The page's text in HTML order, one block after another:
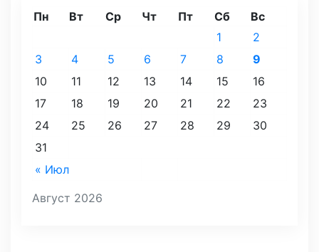
Август 2026
Пн Вт Ср Чт Пт Сб Вс
« Июл
1
2
3
4 5 6 7 8
9
10
11 12 13 14 15
16
17
18 19 20 21 22
23
24
25 26 27 28 29
30
31